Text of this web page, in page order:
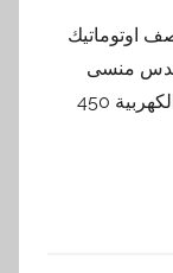
اوتوماتيك
ماركة المهندس منسى
الجهد الكهربي 220 فولت تقريبي الطاقة الكهربية 450